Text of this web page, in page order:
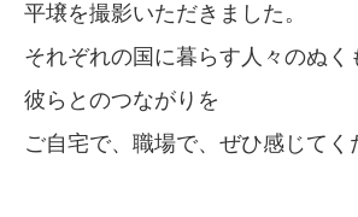
平壌を撮影いただきました。
それぞれの国に暮らす人々のぬく
彼らとのつながりを
ご自宅で、職場で、ぜひ感じてく